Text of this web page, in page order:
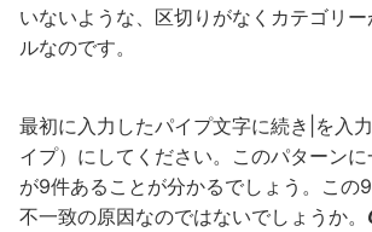
いないような、区切りがなくカテゴリ
ルなのです。
最初に入力したパイプ文字に続き|を入
イプ）にしてください。このパターン
が9件あることが分かるでしょう。この
不一致の原因なのではないでしょうか。